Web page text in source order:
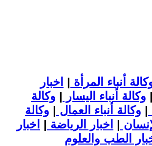
أنباء المرأة | اخبار
| وكالة أنباء اليسار | وكالة
| وكالة أنباء العمال | وكالة
| اخبار الرياضة | اخبار